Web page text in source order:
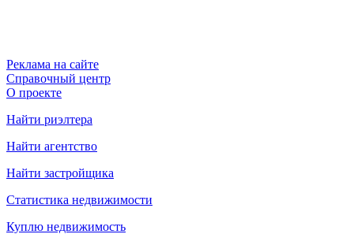
Реклама на сайте
Справочный центр
О проекте
Найти риэлтера
Найти агентство
Найти застройщика
Статистика недвижимости
Куплю недвижимость